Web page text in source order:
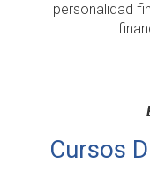
personalidad
Cursos